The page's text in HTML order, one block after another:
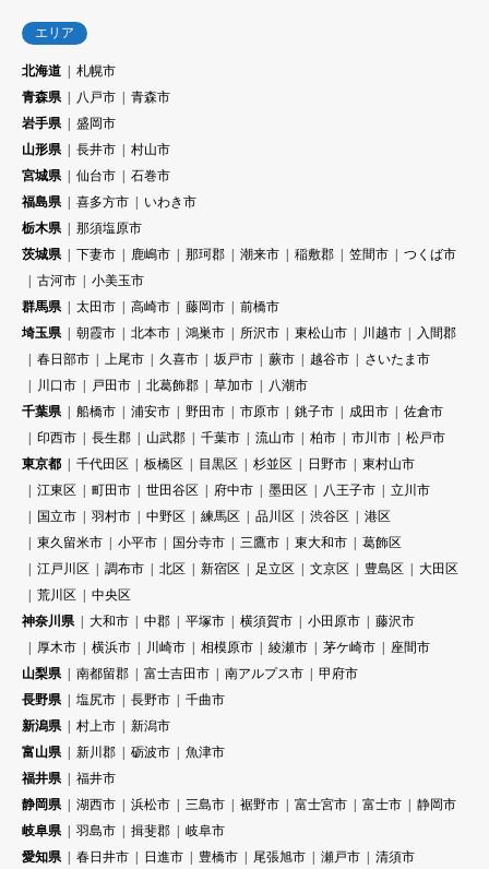
エリア
北海道
札幌市
青森県
八戸市
青森市
岩手県
盛岡市
山形県
長井市
村山市
宮城県
仙台市
石巻市
福島県
喜多方市
いわき市
栃木県
那須塩原市
茨城県
下妻市 鹿嶋市 那珂郡 潮来市 稲敷郡 笠間市
つくば市
古河市
小美玉市
群馬県
太田市 高崎市 藤岡市
前橋市
埼玉県
朝霞市 北本市 鴻巣市 所沢市 東松山市 川越市
入間郡
春日部市
上尾市 久喜市 坂戸市 蕨市 越谷市
さいたま市
川口市
戸田市 北葛飾郡 草加市
八潮市
千葉県
船橋市 浦安市 野田市 市原市 銚子市 成田市
佐倉市
印西市
長生郡 山武郡 千葉市 流山市 柏市 市川市
松戸市
東京都
千代田区 板橋区 目黒区 杉並区 日野市
東村山市
江東区
町田市 世田谷区 府中市 墨田区 八王子市
立川市
国立市
羽村市 中野区 練馬区 品川区 渋谷区
港区
東久留米市
小平市 国分寺市 三鷹市 東大和市
葛飾区
江戸川区
調布市 北区 新宿区 足立区 文京区 豊島区
大田区
荒川区
中央区
神奈川県
大和市 中郡 平塚市 横須賀市 小田原市
藤沢市
厚木市
横浜市 川崎市 相模原市 綾瀬市 茅ケ崎市
座間市
山梨県
南都留郡 富士吉田市 南アルプス市
甲府市
長野県
塩尻市 長野市
千曲市
新潟県
村上市
新潟市
富山県
新川郡 砺波市
魚津市
福井県
福井市
静岡県
湖西市 浜松市 三島市 裾野市 富士宮市 富士市
静岡市
岐阜県
羽島市 揖斐郡
岐阜市
愛知県
春日井市 日進市 豊橋市 尾張旭市 瀬戸市
清須市